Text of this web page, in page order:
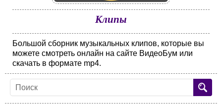
Клипы
Большой сборник музыкальных клипов, которые вы
можете смотреть онлайн на сайте ВидеоБум или
скачать в формате mp4.